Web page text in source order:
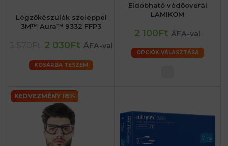
Légzőkészülék szeleppel
3M™ Aura™ 9332 FFP3
2 030Ft ÁFA-val
KOSÁRBA TESZEM
Eldobható védőoverál
LAMIKOM
2 100Ft ÁFA-val
OPCIÓK VÁLASZTÁSA
KEDVEZMÉNY 18%